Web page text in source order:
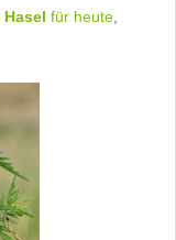
Hasel für heute